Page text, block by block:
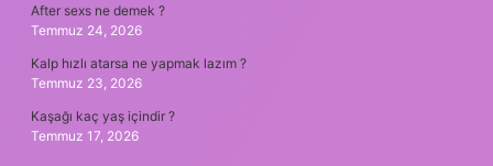
After sexs ne demek ?
Temmuz 24, 2026
Kalp hızlı atarsa ne yapmak lazım ?
Temmuz 23, 2026
Kaşağı kaç yaş içindir ?
Temmuz 17, 2026